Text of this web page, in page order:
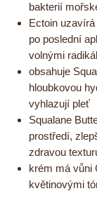
bakterií
Ectoin
po poslední
volnými
obsahuje
hloubkovou
vyhlazují pleť
Squalane
prostředí,
zdravou
krém má vůni
květinovými